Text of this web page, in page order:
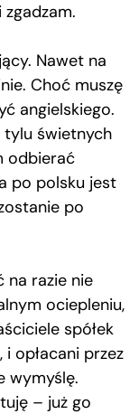
zgadzam.
Nawet na
Choć muszę
angielskiego.
tylu świetnych
odbierać
po polsku jest
po
na razie nie
ociepleniu,
spółek
opłacani przez
wymyślę.
– już go